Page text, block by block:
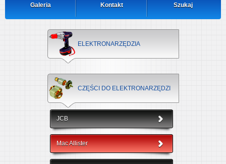
Galeria Kontakt Szukaj
ELEKTRONARZĘDZIA
CZĘŚCI DO ELEKTRONARZĘDZI
JCB
Mac Allister